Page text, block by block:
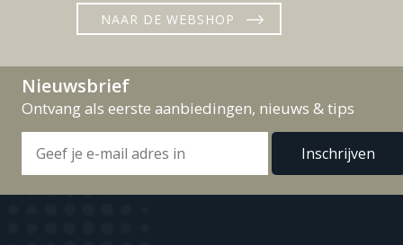
NAAR DE WEBSHOP
Nieuwsbrief
Ontvang als eerste aanbiedingen, nieuws & tips